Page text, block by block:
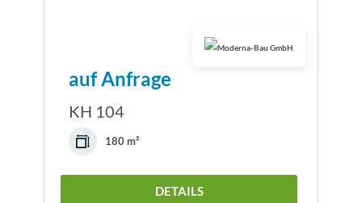
auf Anfrage
KH 104
180 m²
DETAILS